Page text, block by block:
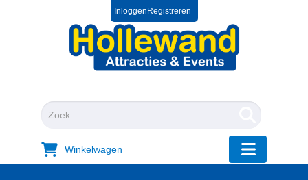
Inloggen Registreren
Winkelwagen
"Toggle